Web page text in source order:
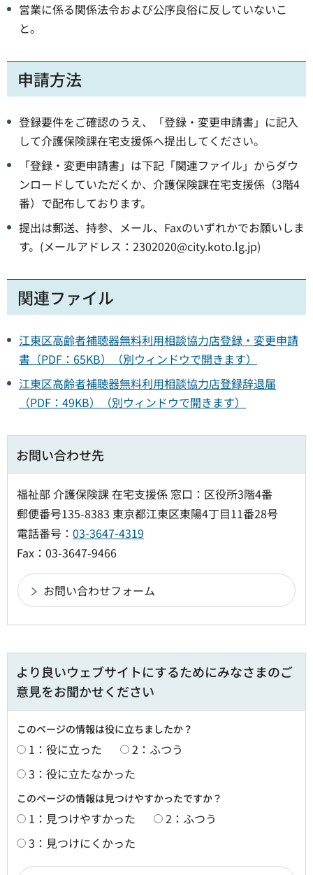
営業に係る関係法令および公序良俗に反していないこ
と。
申請方法
登録要件をご確認のうえ、「登録・変更申請書」に記入
して介護保険課在宅支援係へ提出してください。
「登録・変更申請書」は下記「関連ファイル」からダウ
ンロードしていただくか、介護保険課在宅支援係（3階4
番）で配布しております。
提出は郵送、持参、メール、Faxのいずれかでお願いしま
す。(メールアドレス：2302020@city.koto.lg.jp)
関連ファイル
江東区高齢者補聴器無料利用相談協力店登録・変更申請
書（PDF：65KB）（別ウィンドウで開きます）
江東区高齢者補聴器無料利用相談協力店登録辞退届
（PDF：49KB）（別ウィンドウで開きます）
お問い合わせ先
福祉部 介護保険課 在宅支援係 窓口：区役所3階4番
郵便番号135-8383 東京都江東区東陽4丁目11番28号
電話番号： 03-3647-4319
Fax：03-3647-9466
より良いウェブサイトにするためにみなさまのご
意見をお聞かせください
このページの情報は役に立ちましたか？
1：役に立った
2：ふつう
3：役に立たなかった
このページの情報は見つけやすかったですか？
1：見つけやすかった
2：ふつう
3：見つけにくかった